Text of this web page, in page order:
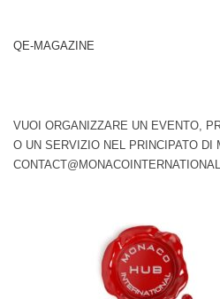
QE-MAGAZINE
VUOI ORGANIZZARE UN EVENTO,
O UN SERVIZIO NEL PRINCIPATO DI